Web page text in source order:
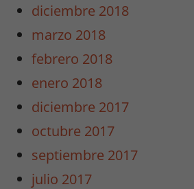
diciembre 2018
marzo 2018
febrero 2018
enero 2018
diciembre 2017
octubre 2017
septiembre 2017
julio 2017